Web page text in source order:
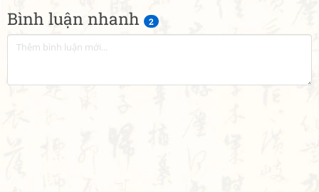
Bình luận nhanh 2